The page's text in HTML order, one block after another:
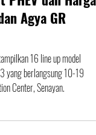
All-New
dan Harga
Agya GR
16 line up model
Center, Senayan.